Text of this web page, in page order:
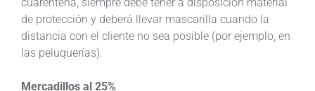
de protección y deberá llevar mascarilla cuando la
distancia con el cliente no sea posible (por ejemplo, en
las peluquerías).
Mercadillos al 25%